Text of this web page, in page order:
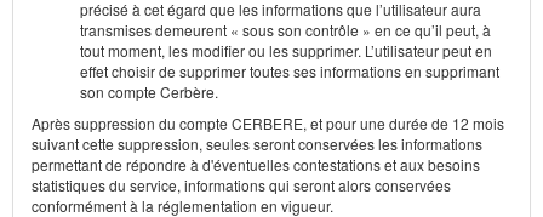
précisé à cet égard que les informations que l’utilisateur aura
transmises demeurent « sous son contrôle » en ce qu’il peut, à
tout moment, les modifier ou les supprimer. L’utilisateur peut en
effet choisir de supprimer toutes ses informations en supprimant
son compte Cerbère.
Après suppression du compte CERBERE, et pour une durée de 12 mois
suivant cette suppression, seules seront conservées les informations
permettant de répondre à d'éventuelles contestations et aux besoins
statistiques du service, informations qui seront alors conservées
conformément à la réglementation en vigueur.